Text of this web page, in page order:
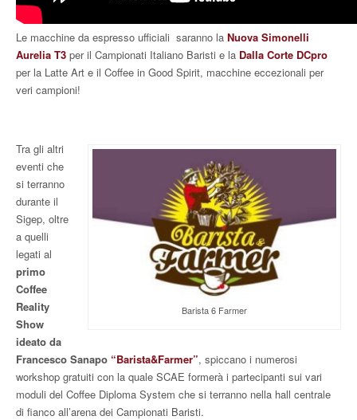
Le macchine da espresso ufficiali saranno la Nuova Simonelli
Aurelia T3 per il Campionati Italiano Baristi e la Dalla Corte DCpro
per la Latte Art e il Coffee in Good Spirit, macchine eccezionali per
veri campioni!
Barista 6 Farmer
Tra gli altri
eventi che
si terranno
durante il
Sigep, oltre
a quelli
legati al
primo
Coffee
Reality
Show
ideato da
Francesco Sanapo “Barista&Farmer”, spiccano i numerosi
workshop gratuiti con la quale SCAE formerà i partecipanti sui vari
moduli del Coffee Diploma System che si terranno nella hall centrale
di fianco all’arena dei Campionati Baristi.